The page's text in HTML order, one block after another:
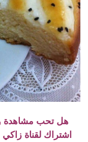
هل تحب مشاهدة
اشتراك لقناة